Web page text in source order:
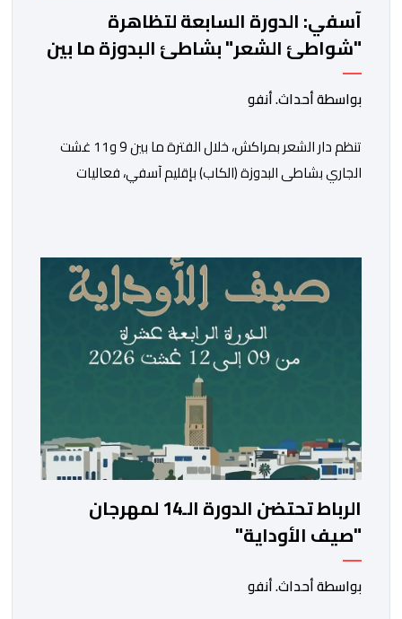
آسفي: الدورة السابعة لتظاهرة
"شواطئ الشعر" بشاطئ البدوزة ما بين
9 و11 غشت
بواسطة أحداث. أنفو
تنظم دار الشعر بمراكش، خلال الفترة ما بين 9 و11 غشت
الجاري بشاطى البدوزة (الكاب) بإقليم آسفي، فعاليات
الجهوية لقطاع الثقافة مراكش -آسفي، تندرج ضمن انفتاح
الدار على مختلف المدن والجهات المغربية الجنوبية، وأيضا
من أجل المزيد من الانفتاح […]
الرباط تحتضن الدورة الـ14 لمهرجان
"صيف الأوداية"
بواسطة أحداث. أنفو